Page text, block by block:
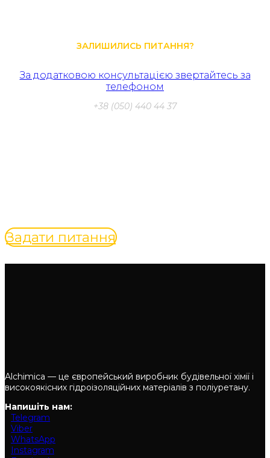
ЗАЛИШИЛИСЬ ПИТАННЯ?
За додатковою консультацією звертайтесь за
телефоном
+38 (050) 440 44 37
Задати питання
Alchimica — це європейський виробник будівельної хімії і
високоякісних гідроізоляційних матеріалів з поліуретану.
Напишіть нам:
Telegram
Viber
WhatsApp
Instagram